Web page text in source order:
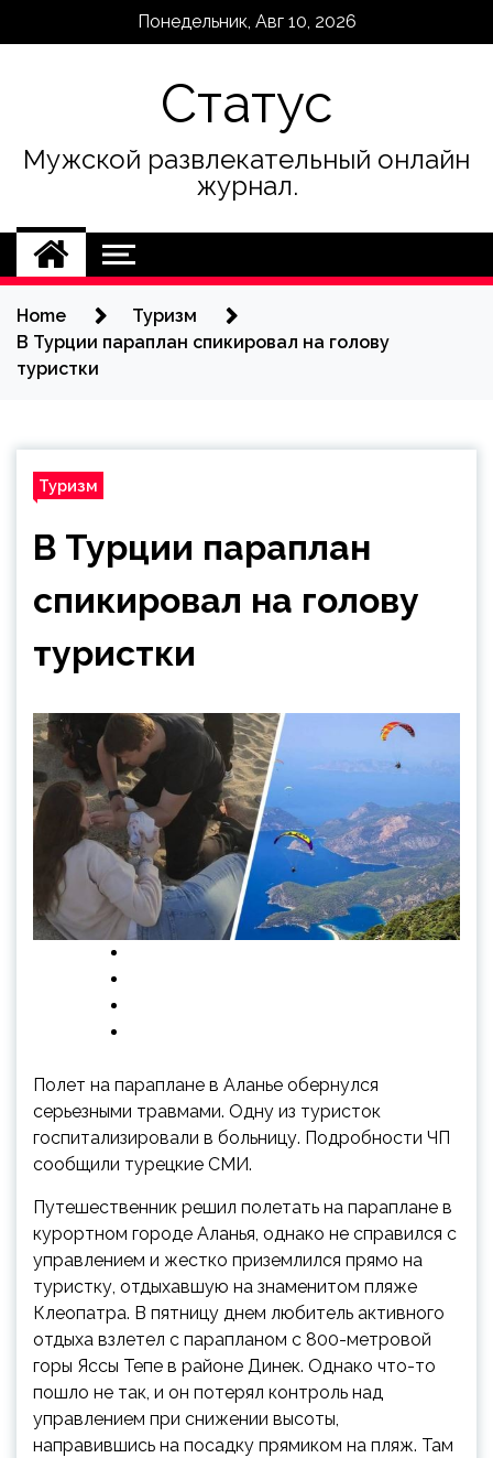
Понедельник, Авг 10, 2026
Статус
Мужской развлекательный онлайн
журнал.
Home
Туризм
В Турции параплан спикировал на голову
туристки
Туризм
В Турции параплан
спикировал на голову
туристки
Полет на параплане в Аланье обернулся
серьезными травмами. Одну из туристок
госпитализировали в больницу. Подробности ЧП
сообщили турецкие СМИ.
Путешественник решил полетать на параплане в
курортном городе Аланья, однако не справился с
управлением и жестко приземлился прямо на
туристку, отдыхавшую на знаменитом пляже
Клеопатра. В пятницу днем любитель активного
отдыха взлетел с парапланом с 800-метровой
горы Яссы Тепе в районе Динек. Однако что-то
пошло не так, и он потерял контроль над
управлением при снижении высоты,
направившись на посадку прямиком на пляж. Там